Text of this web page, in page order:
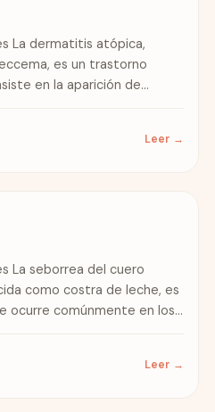
La dermatitis atópica,
es un trastorno
en la aparición de
Leer →
La seborrea del cuero
como costra de leche, es
ocurre comúnmente en los
Leer →